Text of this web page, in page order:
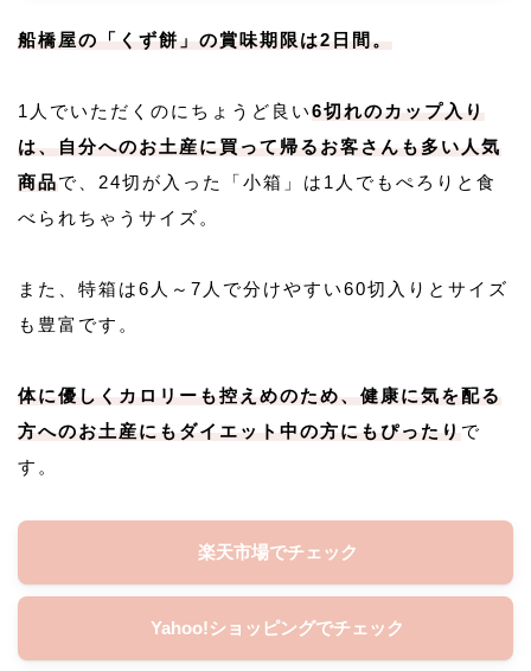
船橋屋の「くず餅」の賞味期限は2日間。
1人でいただくのにちょうど良い6切れのカップ入り
は、自分へのお土産に買って帰るお客さんも多い人気
商品で、24切が入った「小箱」は1人でもぺろりと食
べられちゃうサイズ。
また、特箱は6人～7人で分けやすい60切入りとサイズ
も豊富です。
体に優しくカロリーも控えめのため、健康に気を配る
方へのお土産にもダイエット中の方にもぴったり で
す。
楽天市場でチェック
Yahoo!ショッピングでチェック